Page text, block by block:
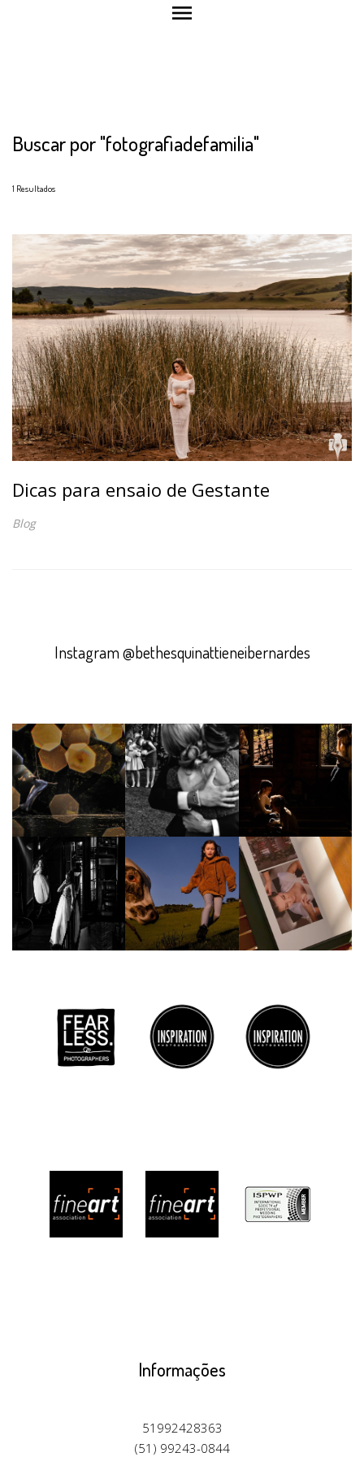
menu
Buscar por"fotografiadefamilia"
1 Resultados
Dicas para ensaio de Gestante
Blog
Instagram @bethesquinattieneibernardes
Informações
51992428363
(51) 99243-0844